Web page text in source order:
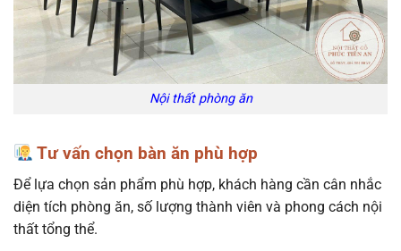
Nội thất phòng ăn
Tư vấn chọn bàn ăn phù hợp
Để lựa chọn sản phẩm phù hợp, khách hàng cần cân nhắc
diện tích phòng ăn, số lượng thành viên và phong cách nội
thất tổng thể.